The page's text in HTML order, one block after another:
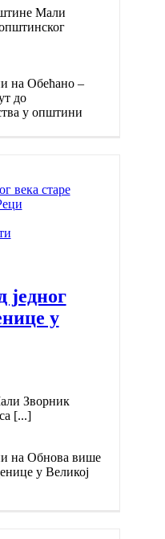
Мали
на Обећано –
до
у општини
века старе
једног
у
Зворник
[...]
на Обнова више
у Великој